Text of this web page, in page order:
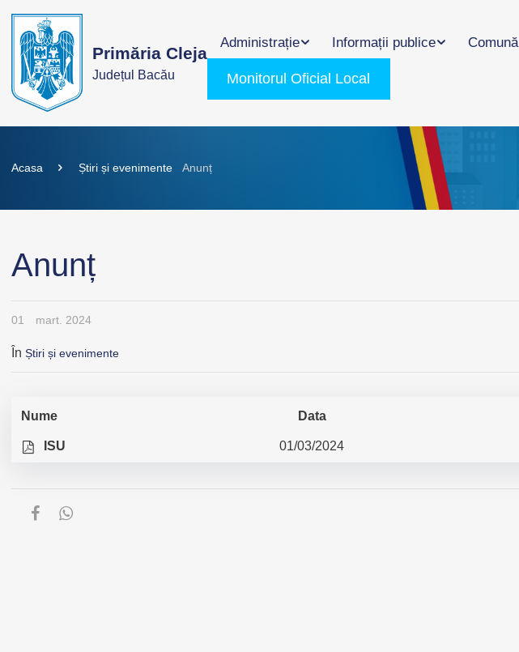
Primăria Cleja
Județul Bacău
Administrație Informații publice Comună
Monitorul Oficial Local
Acasa Știri și evenimente Anunț
Anunț
01 mart. 2024
În Știri și evenimente
Nume Data
ISU 01/03/2024